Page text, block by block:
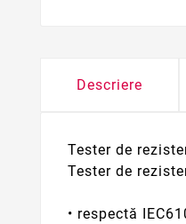
Descriere
Tester de
Tester de
• respectă